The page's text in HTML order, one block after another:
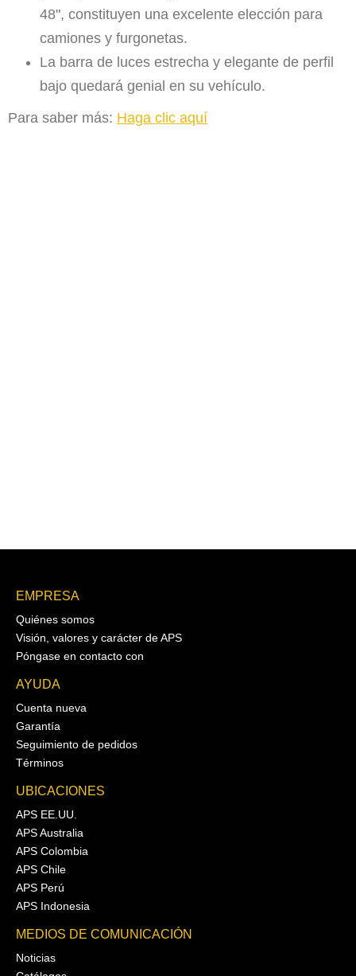
48", constituyen una excelente elección para
camiones y furgonetas.
La barra de luces estrecha y elegante de perfil
bajo quedará genial en su vehículo.
Para saber más: Haga clic aquí
EMPRESA
Quiénes somos
Visión, valores y carácter de APS
Póngase en contacto con
AYUDA
Cuenta nueva
Garantía
Seguimiento de pedidos
Términos
UBICACIONES
APS EE.UU.
APS Australia
APS Colombia
APS Chile
APS Perú
APS Indonesia
MEDIOS DE COMUNICACIÓN
Noticias